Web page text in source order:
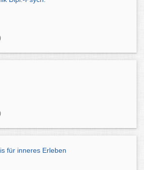
für inneres Erleben